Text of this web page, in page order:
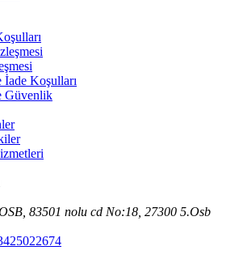
İade Koşulları
Güvenlik
83501 nolu cd No:18, 27300 5.Osb